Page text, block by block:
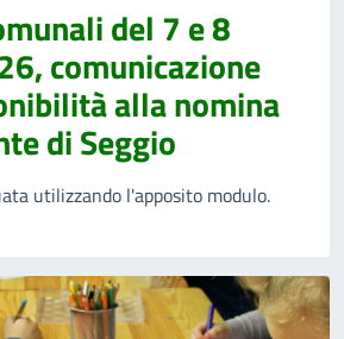
del 7 e 8
comunicazione
alla nomina
di Seggio
utilizzando l'apposito modulo.